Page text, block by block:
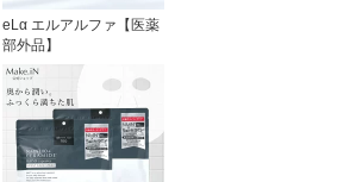
eLα エルアルファ【医薬
部外品】